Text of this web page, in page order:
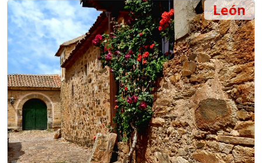
León